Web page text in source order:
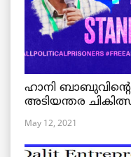
ഹാനി
അടിയന്തര
May 12, 2021